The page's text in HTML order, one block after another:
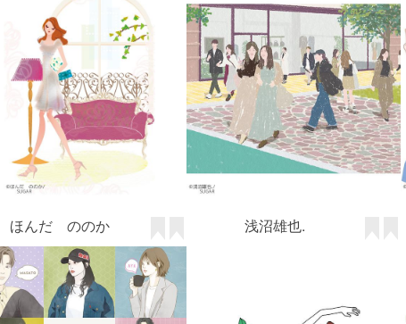
ほんだ ののか 浅沼雄也.